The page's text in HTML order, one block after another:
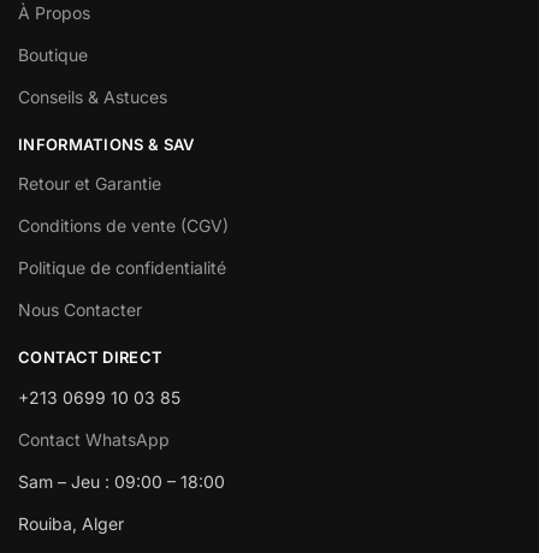
À Propos
Boutique
Conseils & Astuces
INFORMATIONS & SAV
Retour et Garantie
Conditions de vente (CGV)
Politique de confidentialité
Nous Contacter
CONTACT DIRECT
+213 0699 10 03 85
Contact WhatsApp
Sam – Jeu : 09:00 – 18:00
Rouiba, Alger